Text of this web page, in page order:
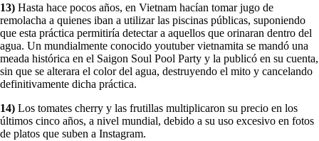
13) Hasta hace pocos años, en Vietnam hacían tomar jugo de
remolacha a quienes iban a utilizar las piscinas públicas, suponiendo
que esta práctica permitiría detectar a aquellos que orinaran dentro del
agua. Un mundialmente conocido youtuber vietnamita se mandó una
meada histórica en el Saigon Soul Pool Party y la publicó en su cuenta,
sin que se alterara el color del agua, destruyendo el mito y cancelando
definitivamente dicha práctica.
14) Los tomates cherry y las frutillas multiplicaron su precio en los
últimos cinco años, a nivel mundial, debido a su uso excesivo en fotos
de platos que suben a Instagram.